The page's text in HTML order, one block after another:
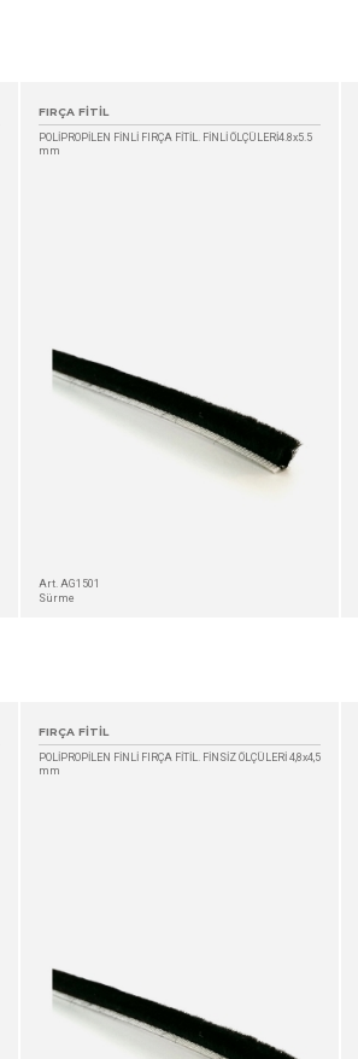
FIRÇA FİTİL
POLİPROPİLEN FİNLİ FIRÇA FİTİL. FİNLİ ÖLÇÜLERİ4.8x5.5
mm
Art. AG1501
Sürme
FIRÇA FİTİL
POLİPROPİLEN FİNLİ FIRÇA FİTİL. FİNSİZ ÖLÇÜLERİ 4,8x4,5
mm